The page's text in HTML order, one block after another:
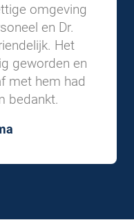
omgeving
en Dr.
Het
geworden en
met hem had
bedankt.